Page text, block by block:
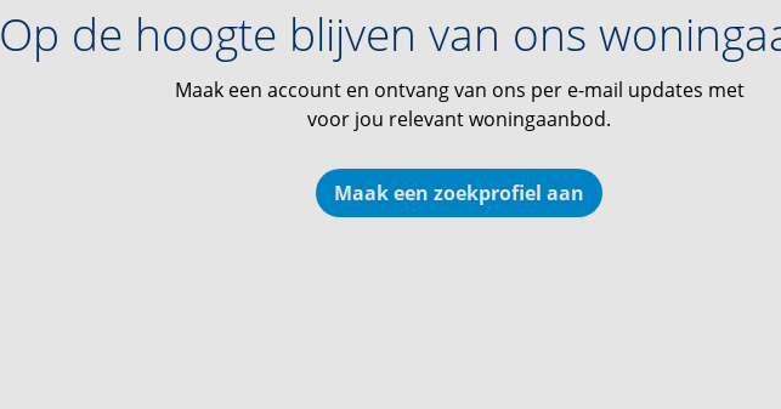
Op de hoogte blijven van ons
Maak een account en ontvang van ons per e-mail updates met
voor jou relevant woningaanbod.
Maak een zoekprofiel aan